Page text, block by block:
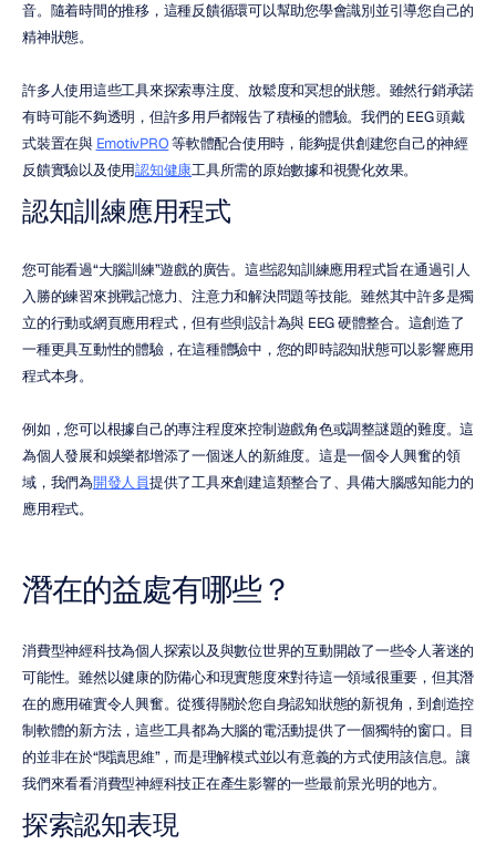
音。隨着時間的推移，這種反饋循環可以幫助您學會識別並引導您自己的
精神狀態。
許多人使用這些工具來探索專注度、放鬆度和冥想的狀態。雖然行銷承諾
有時可能不夠透明，但許多用戶都報告了積極的體驗。我們的 EEG 頭戴
式裝置在與 EmotivPRO 等軟體配合使用時，能夠提供創建您自己的神經
反饋實驗以及使用認知健康工具所需的原始數據和視覺化效果。
認知訓練應用程式
您可能看過“大腦訓練”遊戲的廣告。這些認知訓練應用程式旨在通過引人
入勝的練習來挑戰記憶力、注意力和解決問題等技能。雖然其中許多是獨
立的行動或網頁應用程式，但有些則設計為與 EEG 硬體整合。這創造了
一種更具互動性的體驗，在這種體驗中，您的即時認知狀態可以影響應用
程式本身。
例如，您可以根據自己的專注程度來控制遊戲角色或調整謎題的難度。這
為個人發展和娛樂都增添了一個迷人的新維度。這是一個令人興奮的領
域，我們為開發人員提供了工具來創建這類整合了、具備大腦感知能力的
應用程式。
潛在的益處有哪些？
消費型神經科技為個人探索以及與數位世界的互動開啟了一些令人著迷的
可能性。雖然以健康的防備心和現實態度來對待這一領域很重要，但其潛
在的應用確實令人興奮。從獲得關於您自身認知狀態的新視角，到創造控
制軟體的新方法，這些工具都為大腦的電活動提供了一個獨特的窗口。目
的並非在於“閱讀思維”，而是理解模式並以有意義的方式使用該信息。讓
我們來看看消費型神經科技正在產生影響的一些最前景光明的地方。
探索認知表現